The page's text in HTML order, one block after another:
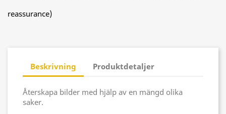
reassurance)
Beskrivning Produktdetaljer
Återskapa bilder med hjälp av en mängd olika
saker.